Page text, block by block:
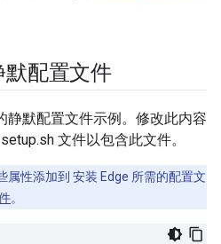
配置文件
静默配置文件示例。修改此内容
文件以包含此文件。
属性添加到 安装 Edge 所需的配置文
。